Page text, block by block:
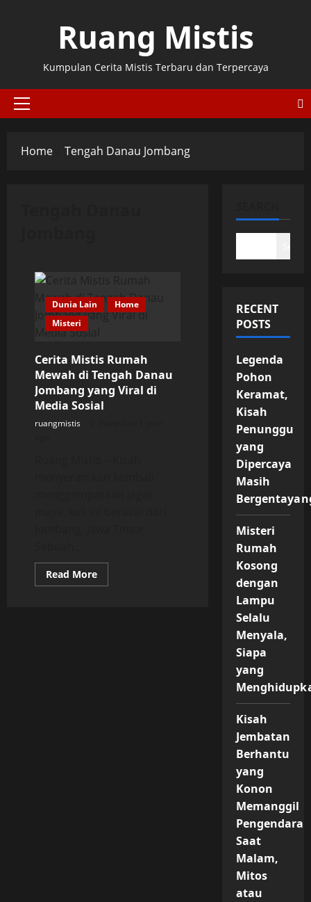
Ruang Mistis
Kumpulan Cerita Mistis Terbaru dan Terpercaya
Primary
Home Tengah Danau Jombang
Dunia Lain
Home
Misteri
Cerita Mistis Rumah
Mewah di Tengah Danau
Jombang yang Viral di
Media Sosial
ruangmistis
Read MoreRead
more
RECENT
POSTS
Legenda
Pohon
Keramat,
Kisah
Penunggu
yang
Dipercaya
Masih
Misteri
Rumah
Kosong
dengan
Lampu
Selalu
Menyala,
Siapa
yang
Kisah
Jembatan
Berhantu
yang
Konon
Memanggil
Pengendara
Saat
Malam,
Mitos
atau